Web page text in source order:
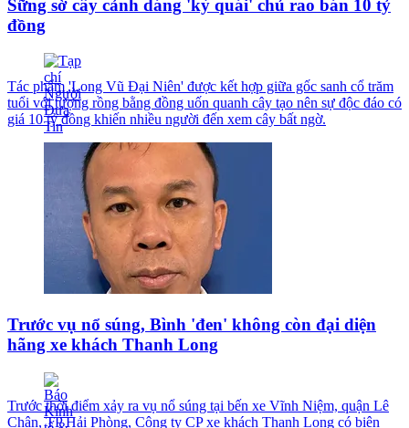
Sững sờ cây cảnh dáng 'kỳ quái' chủ rao bán 10 tỷ
đồng
Tác phẩm 'Long Vũ Đại Niên' được kết hợp giữa gốc sanh cổ trăm
tuổi với tượng rồng bằng đồng uốn quanh cây tạo nên sự độc đáo có
giá 10 tỷ đồng khiến nhiều người đến xem cây bất ngờ.
Trước vụ nổ súng, Bình 'đen' không còn đại diện
hãng xe khách Thanh Long
Trước thời điểm xảy ra vụ nổ súng tại bến xe Vĩnh Niệm, quận Lê
Chân, TP Hải Phòng, Công ty CP xe khách Thanh Long có biên